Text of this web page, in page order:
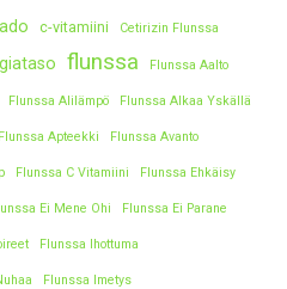
c-vitamiini Cetirizin Flunssa
flunssa Flunssa Aalto
Flunssa Alilämpö Flunssa Alkaa Yskällä
Flunssa Apteekki Flunssa Avanto
Flunssa C Vitamiini Flunssa Ehkäisy
Ei Mene Ohi Flunssa Ei Parane
Flunssa Ihottuma
Flunssa Imetys